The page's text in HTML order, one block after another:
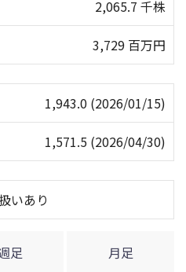
2,065.7 千株
3,729 百万円
1,943.0 (2026/01/15)
1,571.5 (2026/04/30)
いあり
足 月足